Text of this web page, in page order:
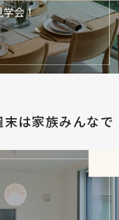
は家族みんなで